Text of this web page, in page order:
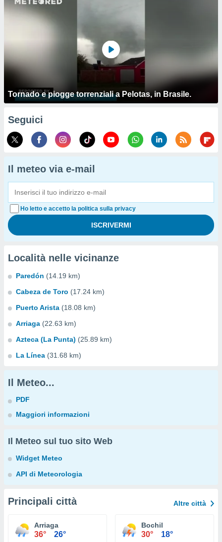
Tornado e piogge torrenziali a Pelotas, in Brasile.
Seguici
Il meteo via e-mail
Ho letto e accetto la politica sulla privacy
Località nelle vicinanze
Paredón (14.19 km)
Cabeza de Toro (17.24 km)
Puerto Arista (18.08 km)
Arriaga (22.63 km)
Azteca (La Punta) (25.89 km)
La Línea (31.68 km)
Il Meteo...
PDF
Maggiori informazioni
Il Meteo sul tuo sito Web
Widget Meteo
API di Meteorologia
Principali città Altre città
Arriaga
36° 26°
Bochil
30° 18°